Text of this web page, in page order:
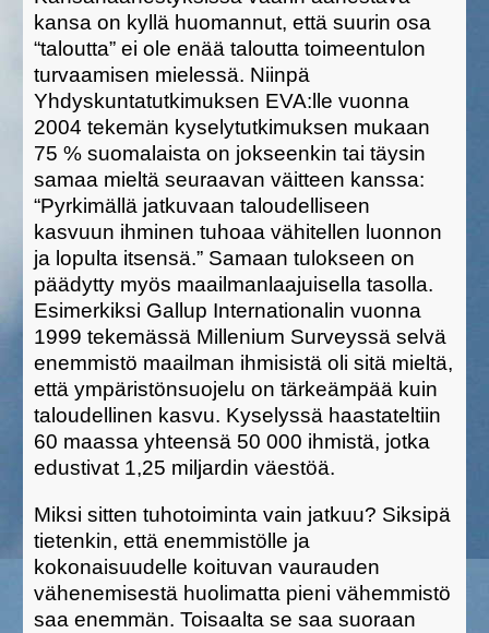
kansa on kyllä huomannut, että suurin osa
“taloutta” ei ole enää taloutta toimeentulon
turvaamisen mielessä. Niinpä
Yhdyskuntatutkimuksen EVA:lle vuonna
2004 tekemän kyselytutkimuksen mukaan
75 % suomalaista on jokseenkin tai täysin
samaa mieltä seuraavan väitteen kanssa:
“Pyrkimällä jatkuvaan taloudelliseen
kasvuun ihminen tuhoaa vähitellen luonnon
ja lopulta itsensä.” Samaan tulokseen on
päädytty myös maailmanlaajuisella tasolla.
Esimerkiksi Gallup Internationalin vuonna
1999 tekemässä Millenium Surveyssä selvä
enemmistö maailman ihmisistä oli sitä mieltä,
että ympäristönsuojelu on tärkeämpää kuin
taloudellinen kasvu. Kyselyssä haastateltiin
60 maassa yhteensä 50 000 ihmistä, jotka
edustivat 1,25 miljardin väestöä.
Miksi sitten tuhotoiminta vain jatkuu? Siksipä
tietenkin, että enemmistölle ja
kokonaisuudelle koituvan vaurauden
vähenemisestä huolimatta pieni vähemmistö
saa enemmän. Toisaalta se saa suoraan